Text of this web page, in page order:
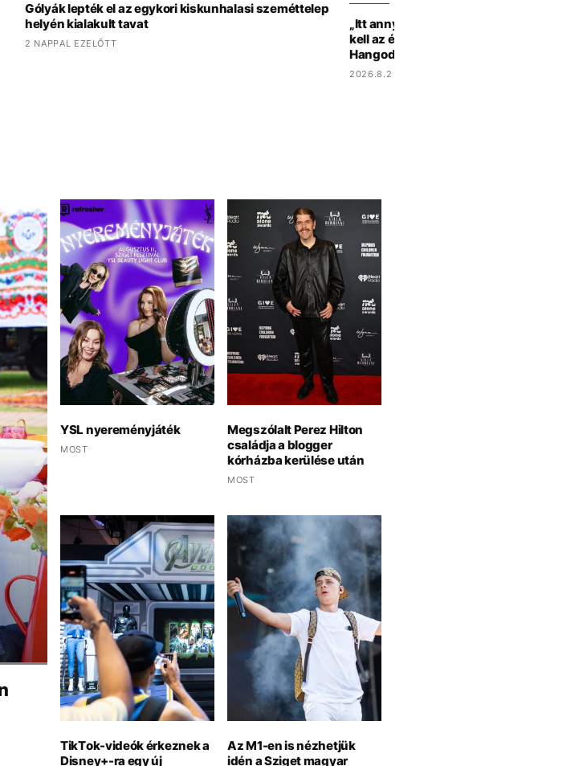
Gólyák lepték el az egykori kiskunhalasi szeméttelep
helyén kialakult tavat
2 NAPPAL EZELŐTT
„Itt annyira felszabadult az ember, hogy
kell az életet” – A Campus Fesztiválon
Hangod
2026.8.2 9:17
YSL nyereményjáték
MOST
Megszólalt Perez Hilton
családja a blogger
kórházba kerülése után
MOST
TikTok-videók érkeznek a
Disney+-ra egy új
Az M1-en is nézhetjük
idén a Sziget magyar